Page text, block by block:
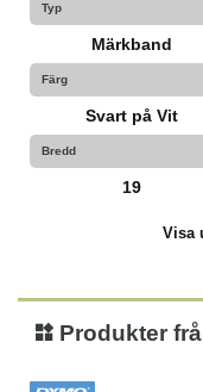
Typ
Märkband
Färg
Svart på Vit
Bredd
19
Visa
Produkter